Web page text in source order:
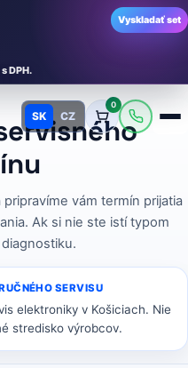
DPH.
Vyskladať set
SK CZ
0
vám termín prijatia
Ak si nie ste istí typom
SERVISU
elektroniky v Košiciach. Nie
stredisko výrobcov.